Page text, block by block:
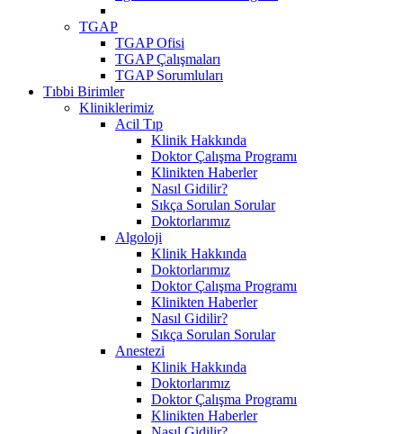
TGAP
TGAP Ofisi
TGAP Çalışmaları
TGAP Sorumluları
Tıbbi Birimler
Kliniklerimiz
Acil Tıp
Klinik Hakkında
Doktor Çalışma Programı
Klinikten Haberler
Nasıl Gidilir?
Sıkça Sorulan Sorular
Doktorlarımız
Algoloji
Klinik Hakkında
Doktorlarımız
Doktor Çalışma Programı
Klinikten Haberler
Nasıl Gidilir?
Sıkça Sorulan Sorular
Anestezi
Klinik Hakkında
Doktorlarımız
Doktor Çalışma Programı
Klinikten Haberler